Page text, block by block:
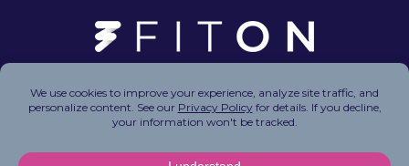
Copyright © 2026 FitOn Inc. All Rights Reserved.